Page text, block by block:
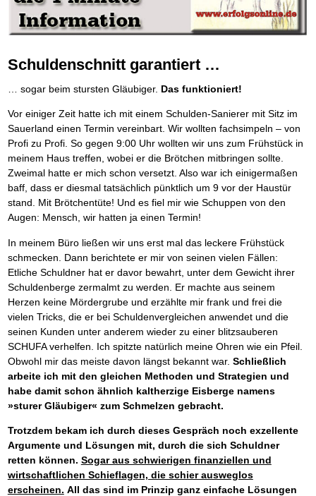
Schach der SCHUFA FRISCH EINGETROFFEN
Schnell eine saubere SCHUFA
Ihren Zeitgewinn maximieren
GbR als Einzelperson gründen
Der Finanzmanager
Behalten Sie den Überblick
Nützliche Problemlösungen
Vermögenssicherung durch GbR-Vertrag
GbR als Einzelperson gründen
Sich rechtlich einrichten
Schützen Sie sich
Stiftung gründen und profitabel vermarkten BRANDNEU
Gründen Sie Ihre Stiftung
Suchmaschinenoptimierung mit der Top10-Checkliste
Platzieren Sie sich bei Google ganz oben
Für ein erfolgreiches Leben
Mental Force
Geistigen Kräfte, die unter die Haut gehen
Nutze Deine geistigen Waffen
Das Kapital Ihrer geistigen Möglichkeiten
Schlüssel des Erfolgs
Methoden der Lebenstechnik
Hilf Dir selbst, hilft Dir Gott TIPP
Immer den Geist zum TUN begeistern
Die Feuerkraft
Mit System zum Erfolg
Starten Sie endlich durch
Frei Fahrt ohne Punkte
Kaufe doch Deine Schulden BRANDNEU
Die geniale Lösung zum schnellen Schuldenabbau
Der Weg zur finanziellen Freiheit
Federleicht lebendig schreiben
Ohne Probleme clever Texten und Schreiben
Zeit & Kommunikationsgewinn
Mittel gegen Titel EMPFEHLUNG
Sichern Sie Einkommen und Vermögenswerte 100%-tig ab
Bekannt wie ein bunter Hund im Internet INTERNET-TIPP
schnell im Internet bekannt werden und damit viel Geld verdienen
Schreib Dich reich SCHREIB VERTRIEBS TIPP
Vom Gedanken zum Bestseller
Schuldenschnitt garantiert …
… sogar beim stursten Gläubiger. Das funktioniert!
Vor einiger Zeit hatte ich mit einem Schulden-Sanierer mit Sitz im
Sauerland einen Termin vereinbart. Wir wollten fachsimpeln – von
Profi zu Profi. So gegen 9:00 Uhr wollten wir uns zum Frühstück in
meinem Haus treffen, wobei er die Brötchen mitbringen sollte.
Zweimal hatte er mich schon versetzt. Also war ich einigermaßen
baff, dass er diesmal tatsächlich pünktlich um 9 vor der Haustür
stand. Mit Brötchentüte! Und es fiel mir wie Schuppen von den
Augen: Mensch, wir hatten ja einen Termin!
In meinem Büro ließen wir uns erst mal das leckere Frühstück
schmecken. Dann berichtete er mir von seinen vielen Fällen:
Etliche Schuldner hat er davor bewahrt, unter dem Gewicht ihrer
Schuldenberge zermalmt zu werden. Er machte aus seinem
Herzen keine Mördergrube und erzählte mir frank und frei die
vielen Tricks, die er bei Schuldenvergleichen anwendet und die
seinen Kunden unter anderem wieder zu einer blitzsauberen
SCHUFA verhelfen. Ich spitzte natürlich meine Ohren wie ein Pfeil.
Obwohl mir das meiste davon längst bekannt war. Schließlich
arbeite ich mit den gleichen Methoden und Strategien und
habe damit schon ähnlich kaltherzige Eisberge namens
»sturer Gläubiger« zum Schmelzen gebracht.
Trotzdem bekam ich durch dieses Gespräch noch exzellente
Argumente und Lösungen mit, durch die sich Schuldner
retten können. Sogar aus schwierigen finanziellen und
wirtschaftlichen Schieflagen, die schier ausweglos
erscheinen. All das sind im Prinzip ganz einfache Lösungen